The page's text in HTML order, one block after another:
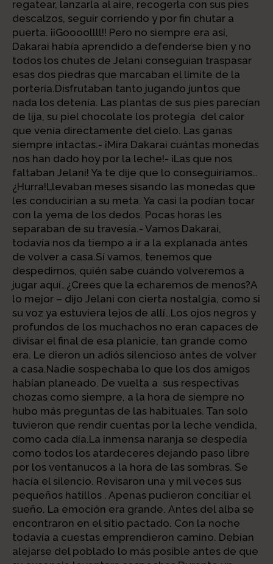
regatear, lanzarla al aire, recogerla con sus pies
descalzos, seguir corriendo y por fin chutar a
puerta. ¡¡Goooollll!! Pero no siempre era así,
Dakarai había aprendido a defenderse bien y no
todos los chutes de Jelani conseguían traspasar
esas dos piedras que marcaban el límite de la
portería.Disfrutaban tanto jugando juntos que
nada los detenía. Las plantas de sus pies parecían
de lija, su piel chocolate los protegía del calor
que venía directamente del cielo. Las ganas
siempre intactas.- ¡Mira Dakarai cuántas monedas
nos han dado hoy por la leche!- ¡Las que nos
faltaban Jelani! Ya te dije que lo conseguiríamos…
¿Hurra!Llevaban meses sisando las monedas que
les conducirían a su meta. Ya casi la podían tocar
con la yema de los dedos. Pocas horas les
separaban de su travesía.- Vamos Dakarai,
todavía nos da tiempo a ir a la explanada antes
de volver a casa.Sí vamos, tenemos que
despedirnos, quién sabe cuándo volveremos a
jugar aquí…¿Crees que la echaremos de menos?A
lo mejor – dijo Jelani con cierta nostalgia, como si
su voz ya estuviera lejos de allí…Los ojos negros y
profundos de los muchachos no eran capaces de
divisar el final de esa planicie, tan grande como
era. Le dieron un adiós silencioso antes de volver
a casa.Nadie sospechaba lo que los dos amigos
habían planeado. De vuelta a sus respectivas
chozas como siempre, a la hora de siempre no
hubo más preguntas de las habituales. Tan solo
tuvieron que rendir cuentas por la leche vendida,
como cada día.La inmensa naranja se despedía
como todos los atardeceres dejando paso libre
por los ventanucos a la hora de las sombras. Se
hacía el silencio. Revisaron una y mil veces sus
pequeños hatillos . Apenas pudieron conciliar el
sueño. La emoción era grande. Antes del alba se
encontraron en el sitio pactado. Con la noche
todavía a cuestas emprendieron camino. Debían
alejarse del poblado lo más posible antes de que